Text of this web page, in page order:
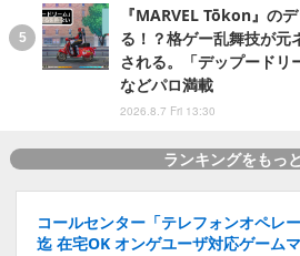
『MARVEL Tōkon』の
る！？格ゲー乱舞技が元
される。「デップードリ
などパロ満載
2026.8.7 Fri 13:30
ランキングをもっ
コールセンター「テレフォンオペレ
迄 在宅OK オンゲユーザ対応ゲーム